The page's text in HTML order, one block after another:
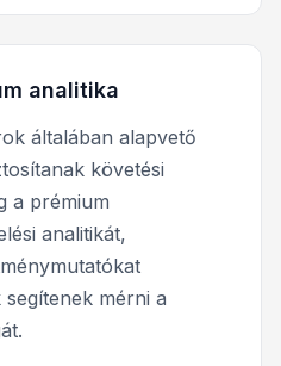
analitika
általában alapvető
követési
a prémium
analitikát,
mérni a